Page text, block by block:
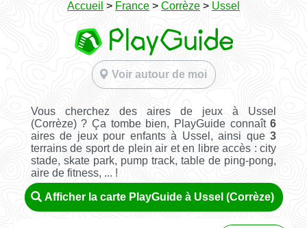
Accueil > France > Corrèze > Ussel
Voir autour de moi
Vous cherchez des aires de jeux à Ussel
(Corrèze) ? Ça tombe bien, PlayGuide connaît6
aires de jeux pour enfants à Ussel, ainsi que3
terrains de sport de plein air et en libre accès : city
stade, skate park, pump track, table de ping-pong,
aire de fitness, ... !
Afficher la carte PlayGuide à Ussel (Corrèze)